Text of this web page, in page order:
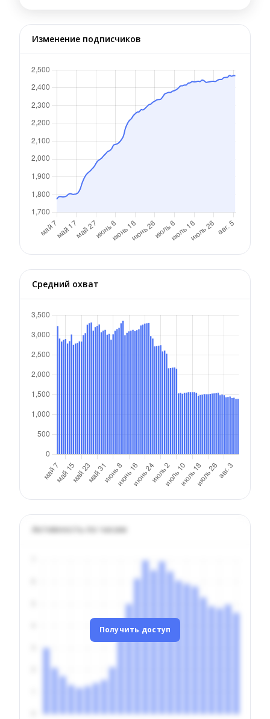
Изменение подписчиков
Средний охват
Активность по часам
Получить доступ